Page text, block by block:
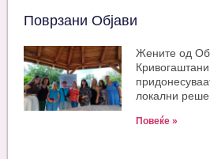
Поврзани Објави
Жените од
локални
Повеќе »